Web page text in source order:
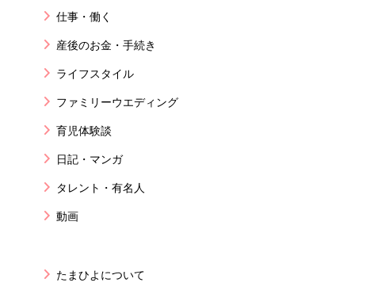
仕事・働く
産後のお金・手続き
ライフスタイル
ファミリーウエディング
育児体験談
日記・マンガ
タレント・有名人
動画
たまひよについて